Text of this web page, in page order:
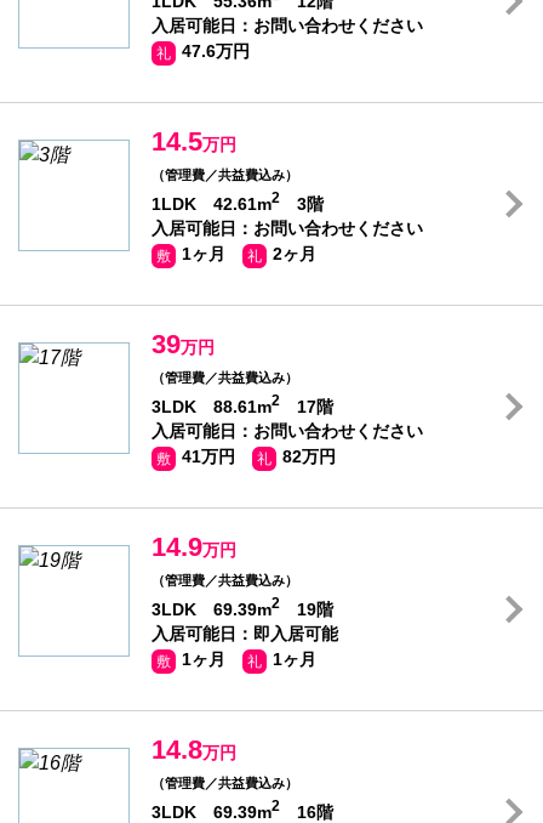
入居可能日：お問い合わせください
礼 47.6万円
14.5万円
（管理費／共益費込み）
1LDK 42.61m2
3階
入居可能日：お問い合わせください
敷 1ヶ月 礼 2ヶ月
39万円
（管理費／共益費込み）
3LDK 88.61m2
17階
入居可能日：お問い合わせください
敷 41万円 礼 82万円
14.9万円
（管理費／共益費込み）
3LDK 69.39m2
19階
入居可能日：即入居可能
敷 1ヶ月 礼 1ヶ月
14.8万円
（管理費／共益費込み）
3LDK 69.39m2
16階